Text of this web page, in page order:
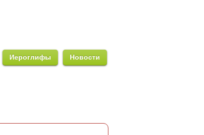
Иероглифы Новости